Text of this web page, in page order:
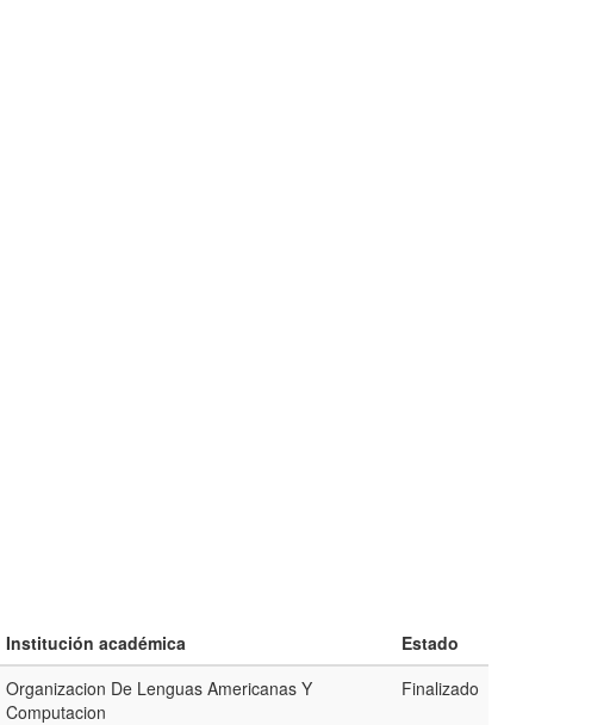
Institución académica
Estado
Organizacion De Lenguas Americanas Y
Computacion
Finalizado